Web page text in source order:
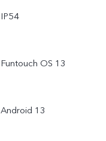
IP54
Funtouch OS 13
Android 13